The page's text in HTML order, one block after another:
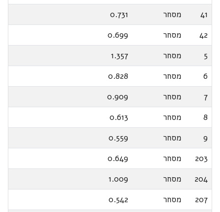
41
מסחר
0.731
42
מסחר
0.699
5
מסחר
1.357
6
מסחר
0.828
7
מסחר
0.909
8
מסחר
0.613
9
מסחר
0.559
203
מסחר
0.649
204
מסחר
1.009
207
מסחר
0.542